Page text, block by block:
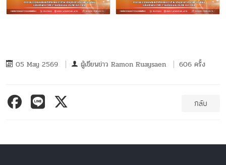
05 May 2569 ผู้เขียนข่าว Ramon Ruaysaen 606 ครั้ง
กลับ